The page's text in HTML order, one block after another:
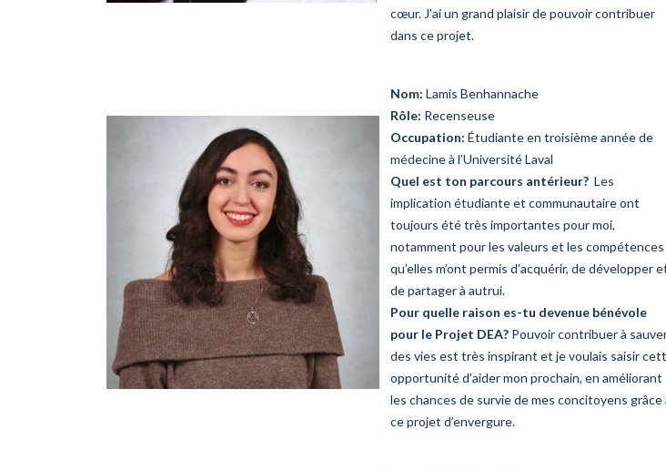
cœur. J’ai un grand plaisir de pouvoir contribuer
dans ce projet.
Nom: Lamis Benhannache
Rôle: Recenseuse
Occupation: Étudiante en troisième année de
médecine à l’Université Laval
Quel est ton parcours antérieur? Les
implication étudiante et communautaire ont
toujours été très importantes pour moi,
notamment pour les valeurs et les compétences
qu’elles m’ont permis d’acquérir, de développer
de partager à autrui.
Pour quelle raison es-tu devenue bénévole
pour le Projet DEA? Pouvoir contribuer à
des vies est très inspirant et je voulais saisir
opportunité d’aider mon prochain, en améliorant
les chances de survie de mes concitoyens grâce
ce projet d’envergure.